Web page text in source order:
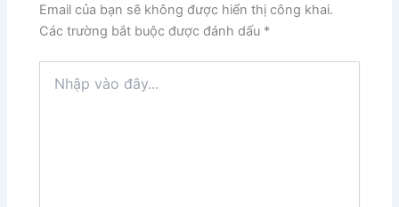
Email của bạn sẽ không được hiển thị công khai.
Các trường bắt buộc được đánh dấu *
vào